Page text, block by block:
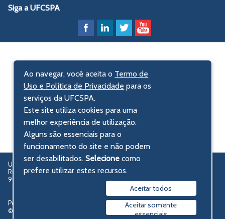
Siga a UFCSPA
UFCSPA – Universidade Federal de Ciências da Saúde de Porto Alegre
Rua Sarmento Leite, 245 - Centro Histórico
90050-170 Porto Alegre, RS, Brasil
Política de privacidade
© 2009-2026 UFCSPA
Ao navegar, você aceita o Termo de
Uso e Política de Privacidade para os
serviços da UFCSPA.
Este site utiliza cookies para uma
melhor experiência de utilização.
Alguns são essenciais para o
funcionamento do site e não podem
ser desabilitados.Selecionecomo
prefere utilizar estes recursos.
Aceitar todos
Aceitar somente
essenciais